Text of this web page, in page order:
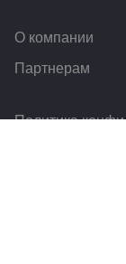
О компании
Партнерам
Политика